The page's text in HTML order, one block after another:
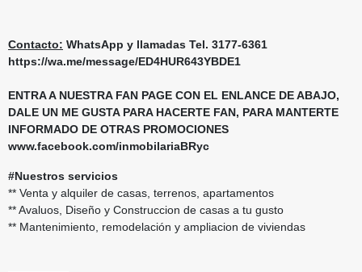
Contacto: WhatsApp y llamadas Tel. 3177-6361
https://wa.me/message/ED4HUR643YBDE1
ENTRA A NUESTRA FAN PAGE CON EL ENLANCE DE ABAJO,
DALE UN ME GUSTA PARA HACERTE FAN, PARA MANTERTE
INFORMADO DE OTRAS PROMOCIONES
www.facebook.com/inmobilariaBRyc
#Nuestros servicios
** Venta y alquiler de casas, terrenos, apartamentos
** Avaluos, Diseño y Construccion de casas a tu gusto
** Mantenimiento, remodelación y ampliacion de viviendas